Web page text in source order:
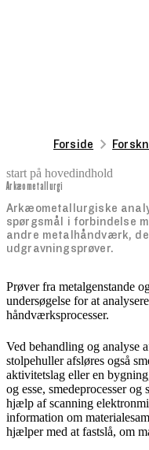
Forside
start på hovedindhold
Arkæometallurgi
Arkæometallurgiske
spørgsmål i forbindelse
andre metalhåndværk,
udgravningsprøver.
senest opdateret 24. oktober
Prøver fra metalgenstande
undersøgelse for at
håndværksprocesser.
Ved behandling og analyse
stolpehuller afsløres også
aktivitetslag eller en
og esse, smedeprocesser
hjælp af scanning
information om
hjælper med at fastslå, om